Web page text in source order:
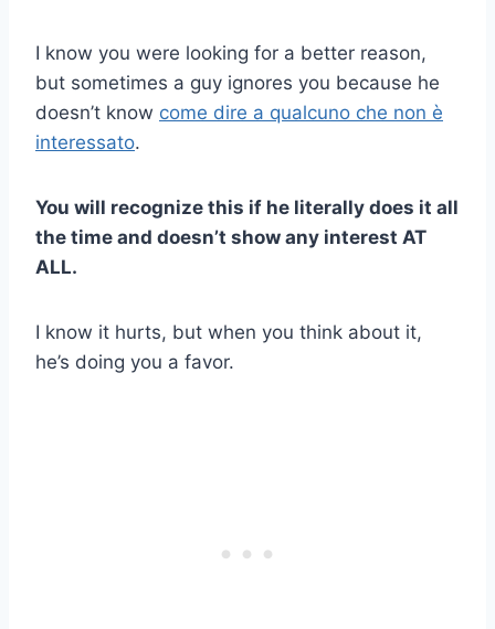
I know you were looking for a better reason,
but sometimes a guy ignores you because he
doesn’t know come dire a qualcuno che non è
interessato.
You will recognize this if he literally does it all
the time and doesn’t show any interest AT
ALL.
I know it hurts, but when you think about it,
he’s doing you a favor.